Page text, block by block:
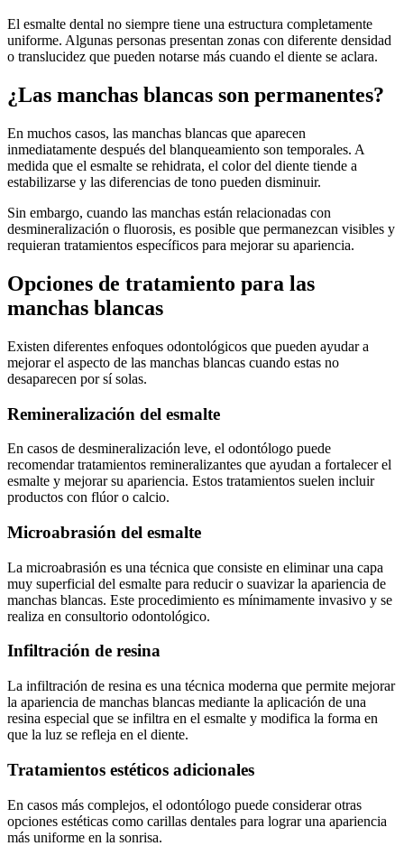
El esmalte dental no siempre tiene una estructura completamente
uniforme. Algunas personas presentan zonas con diferente densidad
o translucidez que pueden notarse más cuando el diente se aclara.
¿Las manchas blancas son permanentes?
En muchos casos, las manchas blancas que aparecen
inmediatamente después del blanqueamiento son temporales. A
medida que el esmalte se rehidrata, el color del diente tiende a
estabilizarse y las diferencias de tono pueden disminuir.
Sin embargo, cuando las manchas están relacionadas con
desmineralización o fluorosis, es posible que permanezcan visibles y
requieran tratamientos específicos para mejorar su apariencia.
Opciones de tratamiento para las
manchas blancas
Existen diferentes enfoques odontológicos que pueden ayudar a
mejorar el aspecto de las manchas blancas cuando estas no
desaparecen por sí solas.
Remineralización del esmalte
En casos de desmineralización leve, el odontólogo puede
recomendar tratamientos remineralizantes que ayudan a fortalecer el
esmalte y mejorar su apariencia. Estos tratamientos suelen incluir
productos con flúor o calcio.
Microabrasión del esmalte
La microabrasión es una técnica que consiste en eliminar una capa
muy superficial del esmalte para reducir o suavizar la apariencia de
manchas blancas. Este procedimiento es mínimamente invasivo y se
realiza en consultorio odontológico.
Infiltración de resina
La infiltración de resina es una técnica moderna que permite mejorar
la apariencia de manchas blancas mediante la aplicación de una
resina especial que se infiltra en el esmalte y modifica la forma en
que la luz se refleja en el diente.
Tratamientos estéticos adicionales
En casos más complejos, el odontólogo puede considerar otras
opciones estéticas como carillas dentales para lograr una apariencia
más uniforme en la sonrisa.